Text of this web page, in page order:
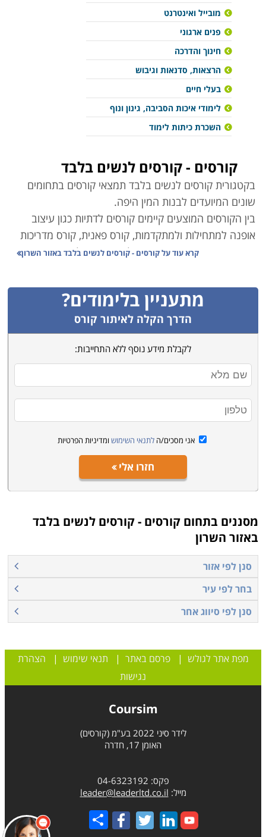
מובייל ואינטרנט
פנים ארגוני
חינוך והדרכה
הרצאות, סדנאות וגיבוש
בעלי חיים
לימודי איכות הסביבה, גינון ונוף
השכרת כיתות לימוד
קורסים - קורסים לנשים בלבד
בקטגורית קורסים לנשים בלבד תמצאי קורסים בתחומים
שונים המיועדים לבנות המין היפה.
בין הקורסים המוצעים קיימים קורסים לדתיות כגון עיצוב
אופנה למתחילות ולמתקדמות, קורס פאנית, קורס מדריכות
הידרו תרפיה ושחיה שיקומית, לצד קורסים לאמהות טריות
שיאפשרו לך להקשיב ולשתף אמהות אחרות בהתמודדות
עם המציאות החדשה והשלכותיה על הקריירה, הזוגיות
ושאר התחומים המשתנים. בקורסים לנשים בלבד תוכלי
למצוא גם קורסים ביזמות עסקית לנשים, בהם תלמדי איך
להגשים חלום ולהיות עצמאית, תוך שאת מפתחת את
היכולות שלך ומגיעה לעצמאות כלכלית ואישית.
קראי בקטגורית קורסים לנשים בלבד את פירוט הקורסים,
בחרי את הקורס המתאים מלאי את הפרטים ונציג הקורס
יצור אתך קשר בהקדם.
קרא עוד עלקורסים - קורסים לנשים בלבד באזור השרון
מתעניין בלימודים?
הדרך הקלה לאיתור קורס
לקבלת מידע נוסף ללא התחייבות:
אני מסכים/ה לתנאי השימוש ומדיניות הפרטיות
חזרו אלי
מסננים בתחום קורסים - קורסים לנשים בלבד
באזור השרון
סנן לפי אזור
בחר לפי עיר
סנן לפי סיווג אחר
מפת אתר לגולש |פרסם באתר | תנאי שימוש | הצהרת
נגישות
Coursim
לידר סיני 2022 בע"מ (קורסים)
האומן 17, חדרה
פקס: 04-6323192
מייל: leader@leaderltd.co.il
Share